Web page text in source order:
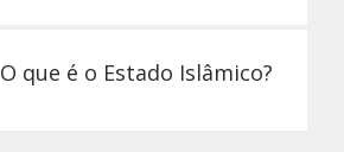
O que é o Estado Islâmico?